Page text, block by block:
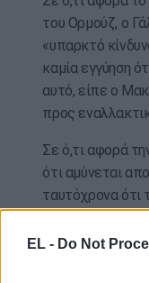
EL - Do Not
του Ορμούζ, ο
«υπαρκτό
καμία εγγύηση
αυτό, είπε ο
προς
Σε ό,τι αφορά
ότι αμύνεται
ταυτόχρονα ότι
Ο πρόεδρος της